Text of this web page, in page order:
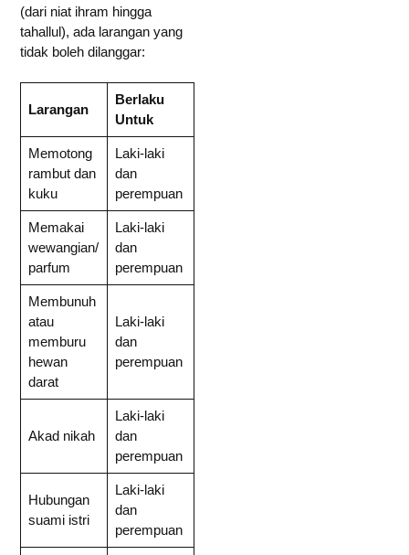
(dari niat ihram hingga
tahallul), ada larangan yang
tidak boleh dilanggar:
Larangan
Berlaku
Untuk
Memotong
rambut dan
kuku
Laki-laki
dan
perempuan
Memakai
wewangian/
parfum
Laki-laki
dan
perempuan
Membunuh
atau
memburu
hewan
darat
Laki-laki
dan
perempuan
Akad nikah
Laki-laki
dan
perempuan
Hubungan
suami istri
Laki-laki
dan
perempuan